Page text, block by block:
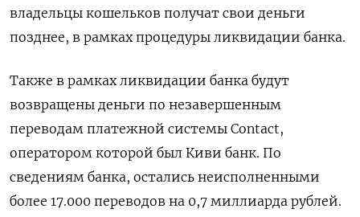
владельцы кошельков получат свои деньги
позднее, в рамках процедуры ликвидации банка.
Также в рамках ликвидации банка будут
возвращены деньги по незавершенным
переводам платежной системы Contact,
оператором которой был Киви банк. По
сведениям банка, остались неисполненными
более 17.000 переводов на 0,7 миллиарда рублей.